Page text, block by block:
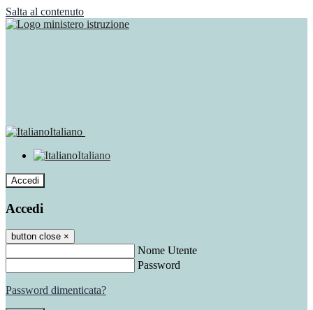
Salta al contenuto
Italiano
Italiano
Accedi
Accedi
button close ×
Nome Utente
Password
Password dimenticata?